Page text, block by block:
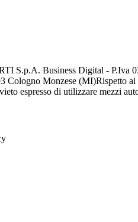
S.p.A. Business Digital - P.Iva
Cologno Monzese (MI)Rispetto ai
espresso di utilizzare mezzi